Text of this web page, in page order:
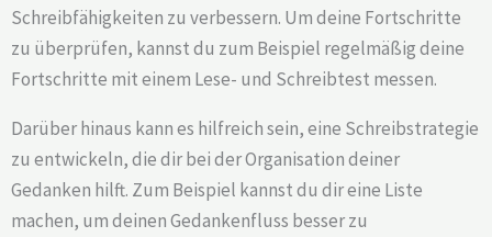
Schreibfähigkeiten zu verbessern. Um deine Fortschritte
zu überprüfen, kannst du zum Beispiel regelmäßig deine
Fortschritte mit einem Lese- und Schreibtest messen.
Darüber hinaus kann es hilfreich sein, eine Schreibstrategie
zu entwickeln, die dir bei der Organisation deiner
Gedanken hilft. Zum Beispiel kannst du dir eine Liste
machen, um deinen Gedankenfluss besser zu